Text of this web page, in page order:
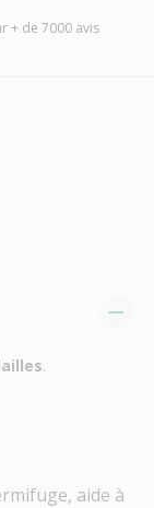
+ de 7000 avis
.
aide à